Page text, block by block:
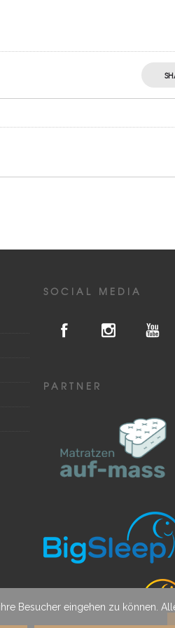
SOCIAL MEDIA
PARTNER
Besucher eingehen zu können.